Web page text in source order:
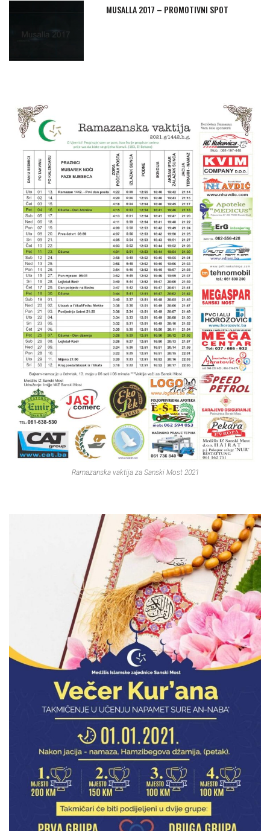
MUSALLA 2017 – PROMOTIVNI SPOT
Ramazanska vaktija za Sanski Most 2021